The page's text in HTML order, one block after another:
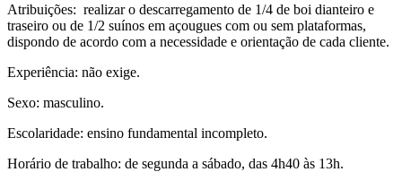
Atribuições: realizar o descarregamento de 1/4 de boi dianteiro e
traseiro ou de 1/2 suínos em açougues com ou sem plataformas,
dispondo de acordo com a necessidade e orientação de cada cliente.
Experiência: não exige.
Sexo: masculino.
Escolaridade: ensino fundamental incompleto.
Horário de trabalho: de segunda a sábado, das 4h40 às 13h.